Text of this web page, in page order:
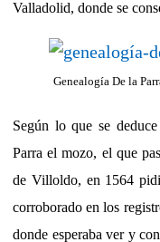
Valladolid, donde se
Genealogía De la
Según lo que se
Parra el mozo, el que
de Villoldo, en 1564
corroborado en los
donde esperaba ver y